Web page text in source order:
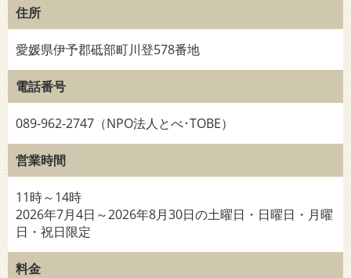
住所
愛媛県伊予郡砥部町川登578番地
電話番号
089-962-2747（NPO法人とべ･TOBE）
営業時間
11時～14時
2026年7月4日～2026年8月30日の土曜日・日曜日・月曜
日・祝日限定
料金